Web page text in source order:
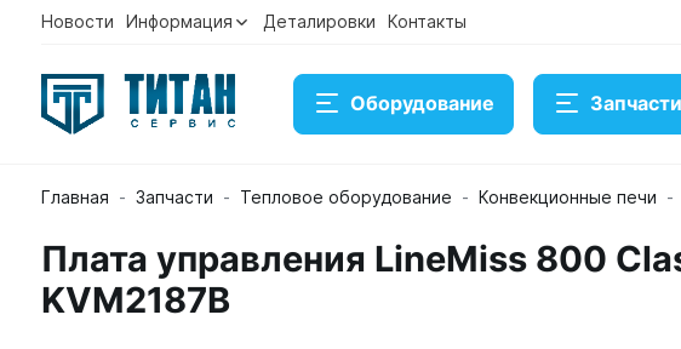
Новости Информация Деталировки Контакты
Оборудование Запчасти
Главная Запчасти Тепловое оборудование Конвекционные печи
Плата управления LineMiss 800
KVM2187B